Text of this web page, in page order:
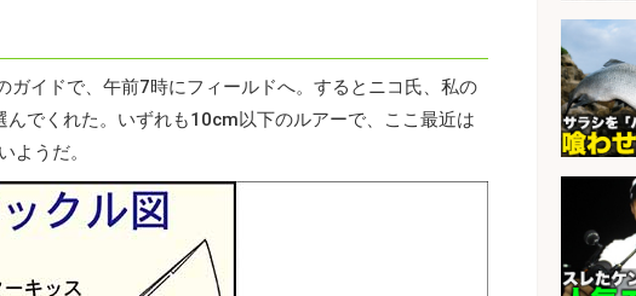
イドで、午前7時にフィールドへ。するとニコ氏、私の
でくれた。いずれも10cm以下のルアーで、ここ最近は
ようだ。